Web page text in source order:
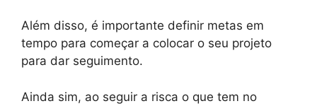
Além disso, é importante definir metas em
tempo para começar a colocar o seu projeto
para dar seguimento.
Ainda sim, ao seguir a risca o que tem no